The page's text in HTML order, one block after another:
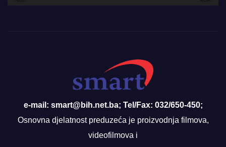
e-mail: smart@bih.net.ba; Tel/Fax: 032/650-450;
Osnovna djelatnost preduzeća je proizvodnja filmova,
videofilmova i